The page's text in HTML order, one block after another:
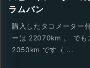
ラムバン
購入したタコメーター
ーは 22070km 。 でも
2050km です（ ...